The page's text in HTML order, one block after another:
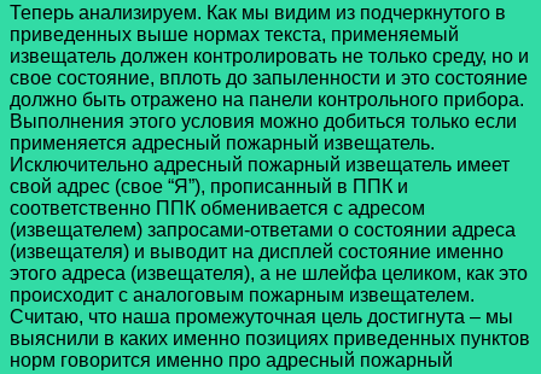
Теперь анализируем. Как мы видим из подчеркнутого в
приведенных выше нормах текста, применяемый
извещатель должен контролировать не только среду, но и
свое состояние, вплоть до запыленности и это состояние
должно быть отражено на панели контрольного прибора.
Выполнения этого условия можно добиться только если
применяется адресный пожарный извещатель.
Исключительно адресный пожарный извещатель имеет
свой адрес (свое “Я”), прописанный в ППК и
соответственно ППК обменивается с адресом
(извещателем) запросами-ответами о состоянии адреса
(извещателя) и выводит на дисплей состояние именно
этого адреса (извещателя), а не шлейфа целиком, как это
происходит с аналоговым пожарным извещателем.
Считаю, что наша промежуточная цель достигнута – мы
выяснили в каких именно позициях приведенных пунктов
норм говорится именно про адресный пожарный